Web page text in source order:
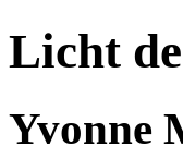
Licht
Yvonne